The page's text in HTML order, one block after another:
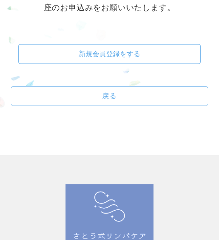
座のお申込みをお願いいたします。
新規会員登録をする
戻る